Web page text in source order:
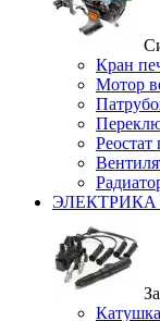
Кран
Мотор
Реостат